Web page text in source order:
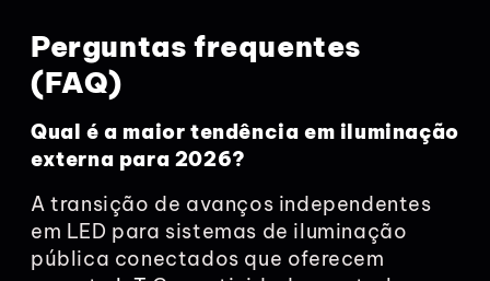
Perguntas frequentes
(FAQ)
Qual é a maior tendência em iluminação
externa para 2026?
A transição de avanços independentes
em LED para sistemas de iluminação
pública conectados que oferecem